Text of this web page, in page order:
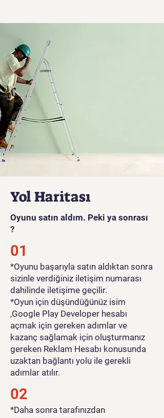
çalışırken, hızlı refleksler ve
doğru hamleler ile zafer elde
Basit ama etkileyici grafiklerle,
her yaştan oyuncunun ilgisini
çekecek bu oyun, eğlenceli ve
rekabetçi bir deneyim
sunuyor. Farklı geometrik
şekillerin yeteneklerini
kullanarak düşmanlarını alt
tamamlayarak ilerleyin.
Oyun videosunu görmek için
tıklayınız
Yol Haritası
Oyunu satın aldım. Peki ya sonrası
?
01
*Oyunu başarıyla satın aldıktan sonra
sizinle verdiğiniz iletişim numarası
dahilinde iletişime geçilir.
*Oyun için düşündüğünüz isim
,Google Play Developer hesabı
açmak için gereken adımlar ve
kazanç sağlamak için oluşturmanız
gereken Reklam Hesabı konusunda
uzaktan bağlantı yolu ile gerekli
adımlar atılır.
02
*Daha sonra tarafınızdan